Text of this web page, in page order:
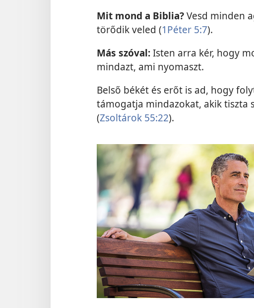
Mit mond a Biblia?Vesd minden
törődik veled (1Péter 5:7).
Más szóval:Isten arra kér, hogy
mindazt, ami nyomaszt.
Belső békét és erőt is ad, hogy
támogatja mindazokat, akik tiszta
(Zsoltárok 55:22).